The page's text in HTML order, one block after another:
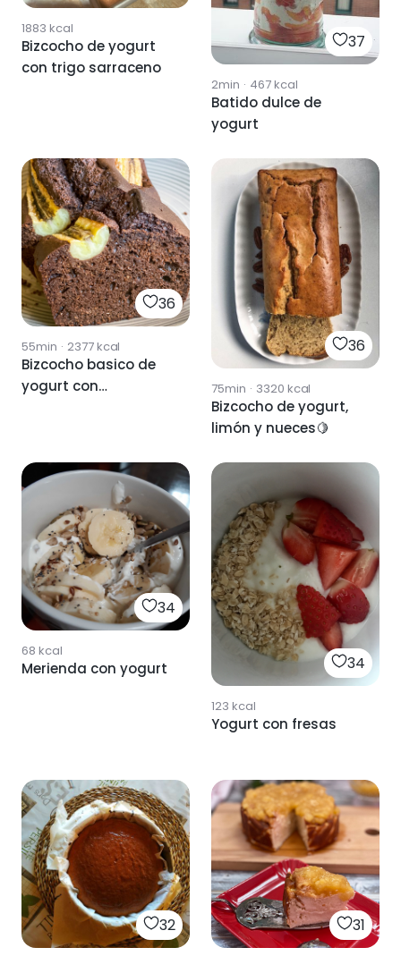
1883 kcal
Bizcocho de yogurt
con trigo sarraceno
37
2min · 467kcal
Batido dulce de
yogurt
36
55min · 2377kcal
Bizcocho basico de
yogurt con
36
75min · 3320 kcal
Bizcocho de yogurt,
limón y nueces🍋
34
68 kcal
Merienda con yogurt 34
123 kcal
Yogurt con fresas
32 31